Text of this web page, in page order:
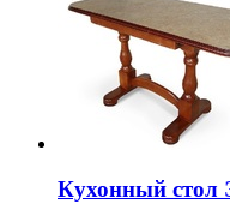
Кухонный стол